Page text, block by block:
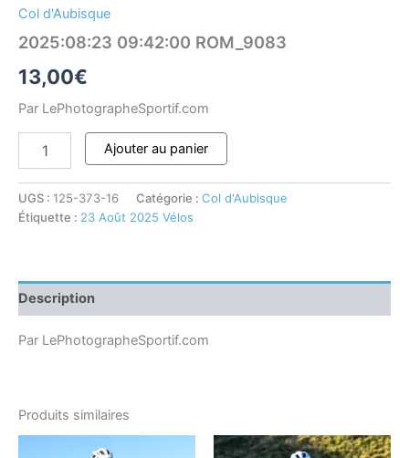
Col d'Aubisque
2025:08:23 09:42:00 ROM_9083
13,00€
Par LePhotographeSportif.com
Ajouter au panier
UGS : 125-373-16 Catégorie : Col d'Aubisque
Étiquette : 23 Août 2025 Vélos
Description
Par LePhotographeSportif.com
Produits similaires